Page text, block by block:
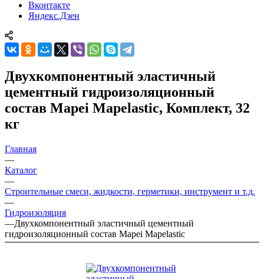
Вконтакте
Яндекс.Дзен
Двухкомпонентный эластичный
цементный гидроизоляционный
состав Mapei Mapelastic, Комплект, 32
кг
Главная
—
Каталог
—
Строительные смеси, жидкости, герметики, инструмент и т.д.
—
Гидроизоляция
—Двухкомпонентный эластичный цементный
гидроизоляционный состав Mapei Mapelastic